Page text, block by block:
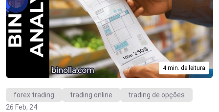
4 min. de leitura
forex trading trading online
trading de opções
26 Feb, 24